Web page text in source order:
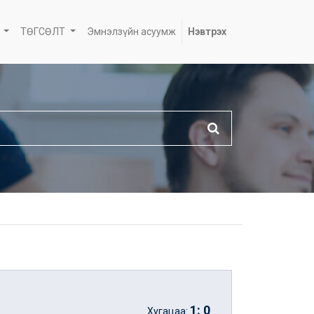
ТӨГСӨЛТ Эмнэлзүйн асуумж Нэвтрэх
Хугацаа: 1: 0